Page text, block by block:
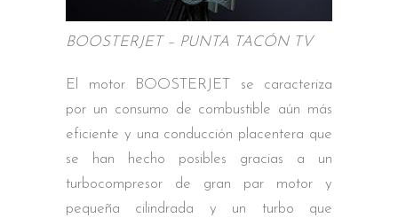
BOOSTERJET – PUNTA TACÓN TV
El motor BOOSTERJET se caracteriza
por un consumo de combustible aún más
eficiente y una conducción placentera que
se han hecho posibles gracias a un
turbocompresor de gran par motor y
pequeña cilindrada y un turbo que